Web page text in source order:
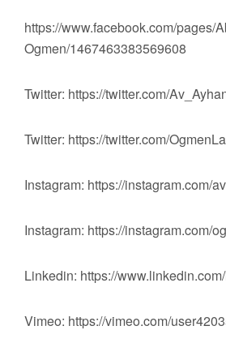
https://www.facebook.com/pages/
Ogmen/1467463383569608
Twitter: https://twitter.com/
Twitter: https://twitter.com/
Instagram: https://instagram.com/
Instagram: https://instagram.com/
Linkedin: https://
Vimeo: https://vimeo.com/